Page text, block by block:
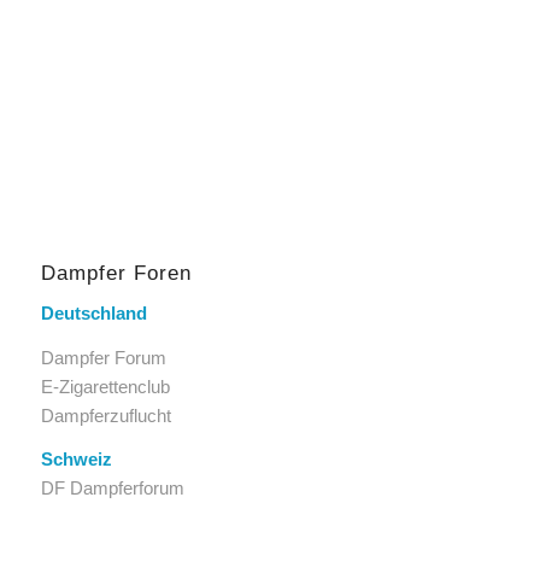
Dampfer Foren
Deutschland
Dampfer Forum
E-Zigarettenclub
Dampferzuflucht
Schweiz
DF Dampferforum